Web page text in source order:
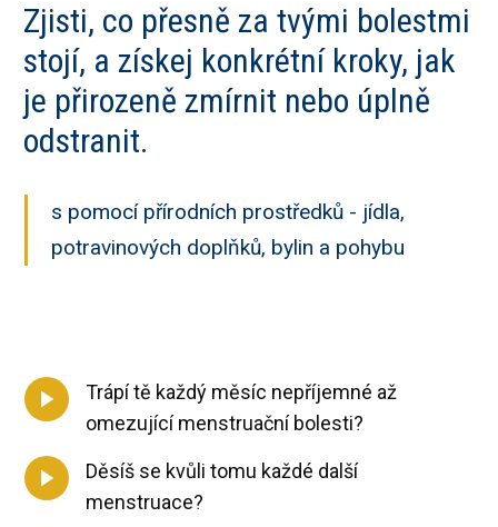
Zjisti, co přesně za tvými bolestmi
stojí, a získej konkrétní kroky, jak
je přirozeně zmírnit nebo úplně
odstranit.
s pomocí přírodních prostředků - jídla,
potravinových doplňků, bylin a pohybu
Trápí tě každý měsíc nepříjemné až
omezující menstruační bolesti?
Děsíš se kvůli tomu každé další
menstruace?